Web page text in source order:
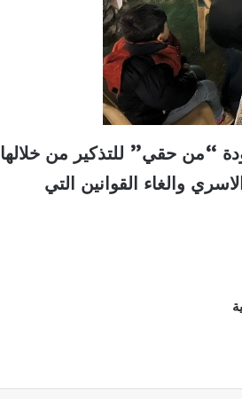
“من حقي” للتذكير من خلالها
والغاء القوانين التي